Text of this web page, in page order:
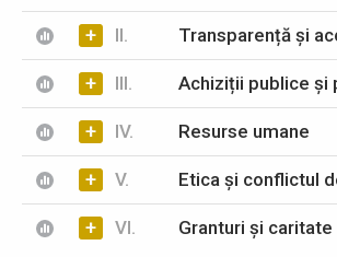
+ II. Transparență și
+ III. Achiziții publice și
+ IV. Resurse umane
+ V. Etica și conflictul
+ VI. Granturi și caritate